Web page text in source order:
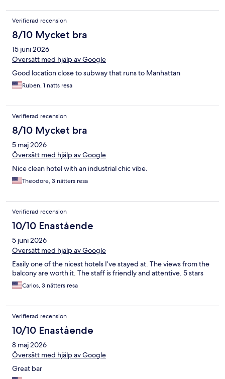
Verifierad recension
8/10 Mycket bra
15 juni 2026
Översätt med hjälp av Google
Good location close to subway that runs to Manhattan
Ruben, 1 natts resa
Verifierad recension
8/10 Mycket bra
5 maj 2026
Översätt med hjälp av Google
Nice clean hotel with an industrial chic vibe.
Theodore, 3 nätters resa
Verifierad recension
10/10 Enastående
5 juni 2026
Översätt med hjälp av Google
Easily one of the nicest hotels I’ve stayed at. The views from the
balcony are worth it. The staff is friendly and attentive. 5 stars
Carlos, 3 nätters resa
Verifierad recension
10/10 Enastående
8 maj 2026
Översätt med hjälp av Google
Great bar